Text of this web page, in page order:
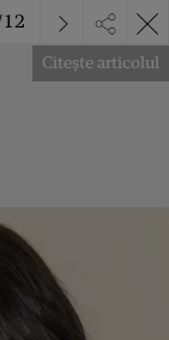
Citește articolul
12